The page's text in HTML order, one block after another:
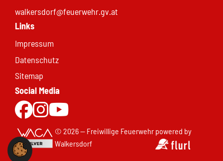
walkersdorf@feuerwehr.gv.at
Links
Impressum
Datenschutz
Sitemap
Social Media
Zur Facebookseite
Zu Instgram
© 2026 — Freiwillige Feuerwehr
Walkersdorf
powered by